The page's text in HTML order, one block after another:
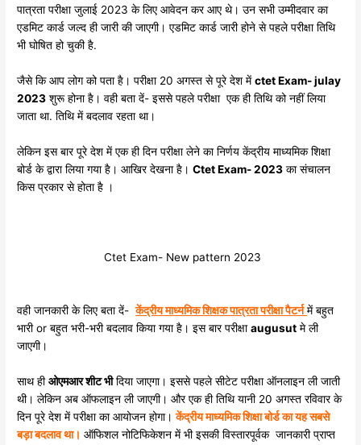
पात्रता परीक्षा जुलाई 2023 के लिए आवेदन कर आए थे। उन सभी उम्मीदवार का
एडमिट कार्ड जल्द ही जारी की जाएगी। एडमिट कार्ड जारी होने से पहले परीक्षा तिथि
भी घोषित हो चुकी है.
जैसे कि आप लोग को पता है। परीक्षा 20 अगस्त से पूरे देश मेंctet Exam- julay
2023 शुरू होना है। वही बता दें- इससे पहले परीक्षा एक ही तिथि को नहीं लिया
जाता था. तिथि में बदलाव रहता था।
लेकिन इस बार पूरे देश में एक ही दिन परीक्षा लेने का निर्णय केंद्रीय माध्यमिक शिक्षा
बोर्ड के द्वारा लिया गया है। आखिर देखना है।Ctet Exam- 2023 का संचालन
किस प्रकार से होता है ।
Ctet Exam- New pattern 2023
वही जानकारी के लिए बता दें-केंद्रीय माध्यमिक शिक्षक पात्रता परीक्षा पैटर्न में बहुत
भारी or बहुत भरी-भरी बदलाव किया गया है। इस बार परीक्षाaugusut मे ली
जाएगी।
साथ हीओएमआर शीट भीदिया जाएगा। इससे पहले सीटेट परीक्षा ऑनलाइन ली जाती
थी। लेकिन अब ऑफलाइन ली जाएगी। और एक ही तिथि यानी 20 अगस्त रविवार के
दिन पूरे देश में परीक्षा का आयोजन होगा।केंद्रीय माध्यमिक शिक्षा बोर्ड का यह सबसे
बड़ा बदलाव था। ऑफिशल नोटिफिकेशन में भी इसकी विस्तारपूर्वक जानकारी प्राप्त